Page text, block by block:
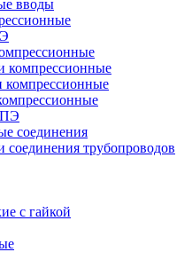
вводы
компрессионные
компрессионные
ПЭ
соединения
соединения трубопроводов
с гайкой